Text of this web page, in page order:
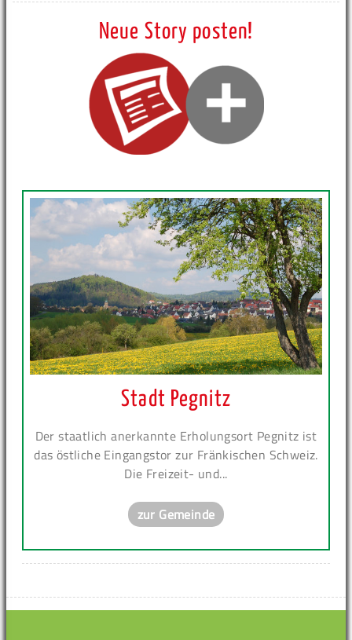
Neue Story posten!
Stadt Pegnitz
Der staatlich anerkannte Erholungsort Pegnitz ist
das östliche Eingangstor zur Fränkischen Schweiz.
Die Freizeit- und...
zur Gemeinde